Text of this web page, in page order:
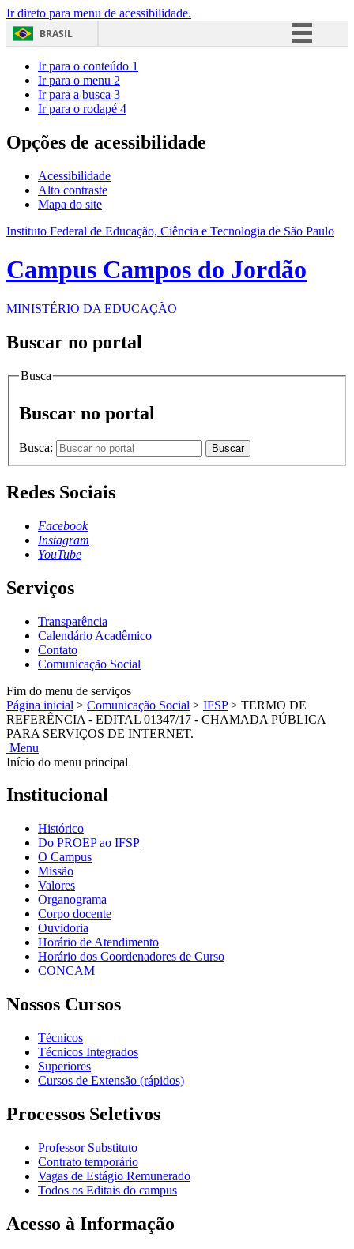
Ir direto para menu de acessibilidade.
BRASIL
Acesso à informação
Ir para o conteúdo 1
Ir para o menu 2
Ir para a busca 3
Ir para o rodapé 4
Opções de acessibilidade
Acessibilidade
Alto contraste
Mapa do site
Instituto Federal de Educação, Ciência e Tecnologia de São Paulo
Campus Campos do Jordão
MINISTÉRIO DA EDUCAÇÃO
Buscar no portal
Busca
Buscar no portal
Busca: Buscar
Redes Sociais
Facebook
Instagram
YouTube
Serviços
Transparência
Calendário Acadêmico
Contato
Comunicação Social
Fim do menu de serviços
Página inicial > Comunicação Social > IFSP > TERMO DE
REFERÊNCIA - EDITAL 01347/17 - CHAMADA PÚBLICA
PARA SERVIÇOS DE INTERNET.
Menu
Início do menu principal
Institucional
Histórico
Do PROEP ao IFSP
O Campus
Missão
Valores
Organograma
Corpo docente
Ouvidoria
Horário de Atendimento
Horário dos Coordenadores de Curso
CONCAM
Nossos Cursos
Técnicos
Técnicos Integrados
Superiores
Cursos de Extensão (rápidos)
Processos Seletivos
Professor Substituto
Contrato temporário
Vagas de Estágio Remunerado
Todos os Editais do campus
Acesso à Informação